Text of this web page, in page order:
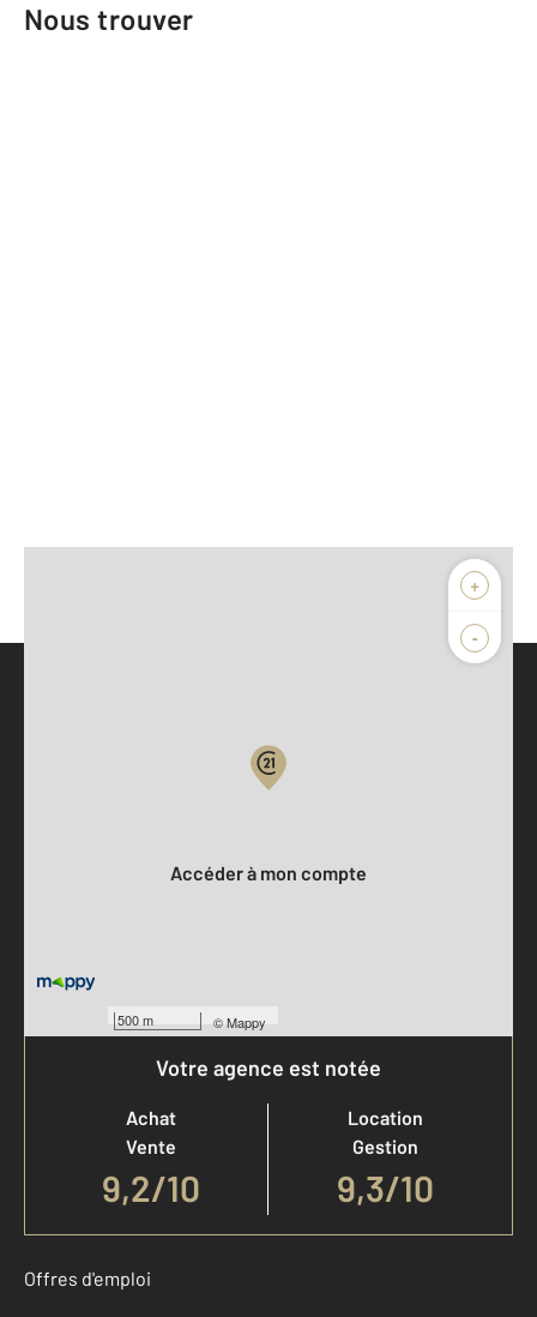
Nous trouver
+
-
500 m ©Mappy
Accéder à mon compte
Votre agence est notée
Achat
Vente
9,2/10
Location
Gestion
9,3/10
Offres d'emploi